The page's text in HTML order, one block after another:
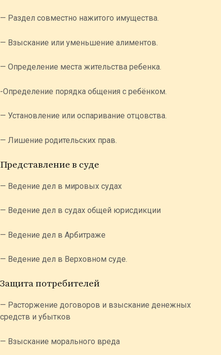
— Раздел совместно нажитого имущества.
— Взыскание или уменьшение алиментов.
— Определение места жительства ребенка.
-Определение порядка общения с ребёнком.
— Установление или оспаривание отцовства.
— Лишение родительских прав.
Представление в суде
— Ведение дел в мировых судах
— Ведение дел в судах общей юрисдикции
— Ведение дел в Арбитраже
— Ведение дел в Верховном суде.
Защита потребителей
— Расторжение договоров и взыскание денежных
средств и убытков
— Взыскание морального вреда